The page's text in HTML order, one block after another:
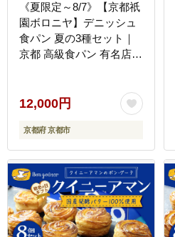
《夏限定～8/7》【京都祇
園ボロニヤ】デニッシュ
食パン 夏の3種セット｜
京都 高級食パン 有名店
チーズ 各1斤 贅沢 グルメ
おすすめ パン お菓子 ス
イーツ ギフト プレゼント
贈答 お取り寄せ 通販 送
料無料 ふるさと納税 ]
12,000円
京都府 京都市